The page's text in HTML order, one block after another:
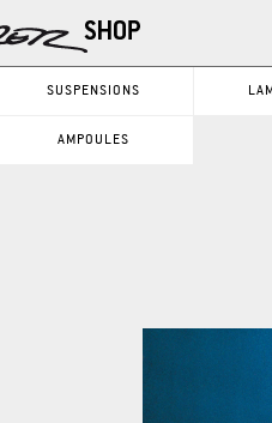
SUSPENSIONS
SUSPENSIONS
AMPOULES